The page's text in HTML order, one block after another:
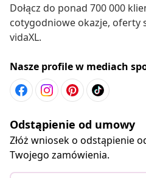
Dołącz do ponad 700 000
cotygodniowe okazje, oferty
vidaXL.
Nasze profile w mediach
Odstąpienie od umowy
Złóż wniosek o odstąpienie
Twojego zamówienia.